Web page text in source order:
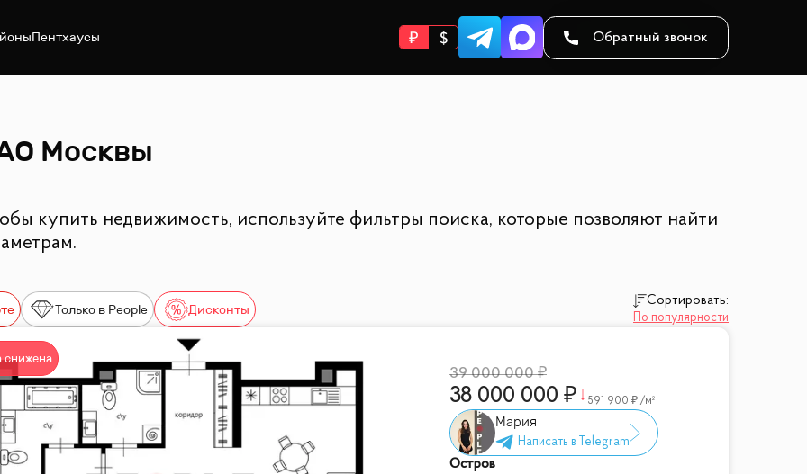
Пентхаусы Обратный звонок
Москвы
купить недвижимость, используйте фильтры поиска, которые позволяют найти
Только в People Дисконты
Сортировать:
По популярности
снижена
39 000 000
38 000 000 591 900 /м²
Мария
Остров